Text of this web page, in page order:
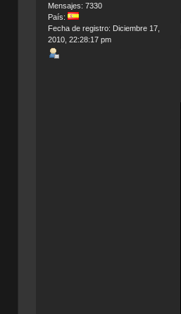
Mensajes: 7330
País:
Fecha de registro: Diciembre 17,
2010, 22:28:17 pm